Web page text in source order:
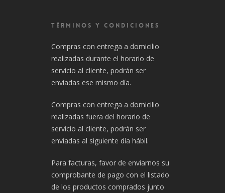
TÉRMINOS Y CONDICIONES
Compras con entrega a domicilio
realizadas durante el horario de
servicio al cliente, podrán ser
enviadas ese mismo día.
Compras con entrega a domicilio
realizadas fuera del horario de
servicio al cliente, podrán ser
enviadas al siguiente día hábil.
Para facturas, favor de enviarnos su
comprobante de pago con el listado
de los productos comprados junto